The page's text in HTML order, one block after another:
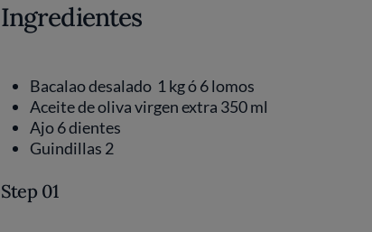
Ingredientes
Bacalao desalado 1 kg ó 6 lomos
Aceite de oliva virgen extra 350 ml
Ajo 6 dientes
Guindillas 2
Step 01